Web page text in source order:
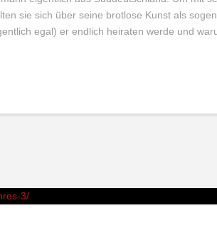
sie sich über seine brotlose Kunst als
egal) er endlich heiraten werde und
3/